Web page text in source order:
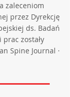
zaleceniom
przez Dyrekcję
ds. Badań
zostały
Spine Journal ·